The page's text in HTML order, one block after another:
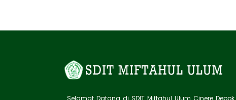
Selamat Datang di SDIT Miftahul Ulum Cinere Depok.